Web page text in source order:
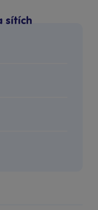
sítích